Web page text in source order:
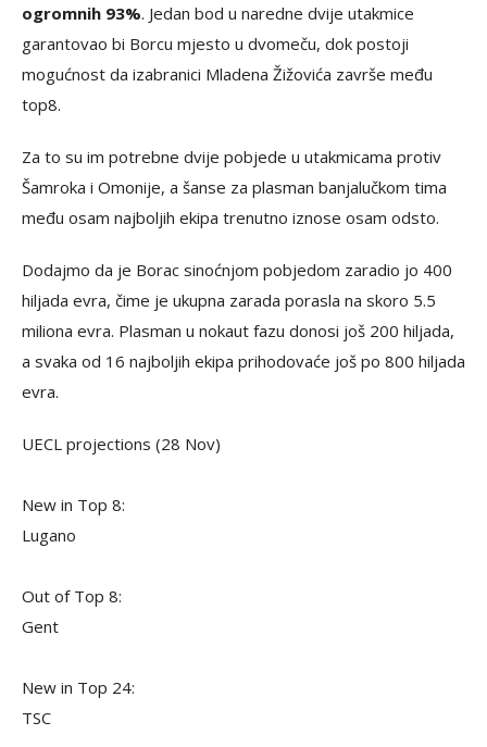
ogromnih 93%. Jedan bod u naredne dvije utakmice
garantovao bi Borcu mjesto u dvomeču, dok postoji
mogućnost da izabranici Mladena Žižovića završe među
top8.
Za to su im potrebne dvije pobjede u utakmicama protiv
Šamroka i Omonije, a šanse za plasman banjalučkom tima
među osam najboljih ekipa trenutno iznose osam odsto.
Dodajmo da je Borac sinoćnjom pobjedom zaradio jo 400
hiljada evra, čime je ukupna zarada porasla na skoro 5.5
miliona evra. Plasman u nokaut fazu donosi još 200 hiljada,
a svaka od 16 najboljih ekipa prihodovaće još po 800 hiljada
evra.
UECL projections (28 Nov)
New in Top 8:
Lugano
Out of Top 8:
Gent
New in Top 24:
TSC